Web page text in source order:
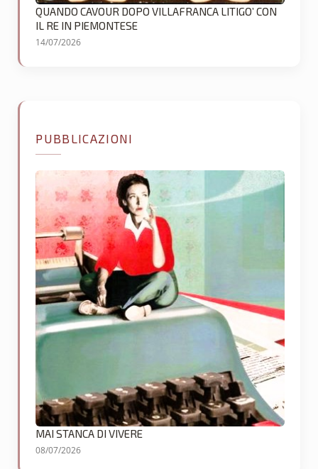
QUANDO CAVOUR DOPO VILLAFRANCA LITIGO’ CON
IL RE IN PIEMONTESE
14/07/2026
PUBBLICAZIONI
MAI STANCA DI VIVERE
08/07/2026